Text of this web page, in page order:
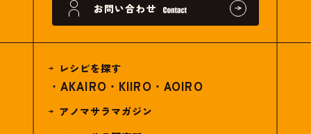
お問い合わせ
レシピを探す
AKAIRO KIIRO AOIRO
アノマサラマガジン